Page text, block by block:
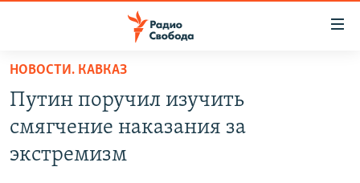
упрощенного
доступа
основному
ПОДКАСТЫ
НОВОСТИ. КАВКАЗ
Путин поручил изучить
смягчение наказания за
экстремизм